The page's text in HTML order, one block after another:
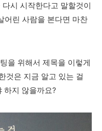
시 시작한다고 말할것이
어린 사람을 본다면 마찬
을 위해서 제목을 이렇게
것은 지금 알고 있는 걸
하지 않을까요?